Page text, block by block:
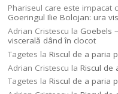
Phariseul care este impacat
Goeringul Ilie Bolojan: ura
Adrian Cristescu la Goebels
viscerală dând în clocot
Tagetes laRiscul de a paria
Adrian Cristescu laRiscul de
Tagetes laRiscul de a paria